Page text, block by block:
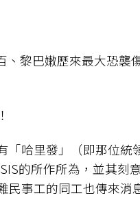
黎巴嫩歷來最大恐襲
哈里發」（即那位統
的所作所為，並其刻
事工的同工也傳來消